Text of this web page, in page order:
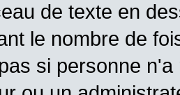
de texte en
le nombre de
si personne